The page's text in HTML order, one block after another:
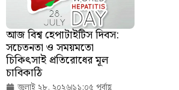
আজ বিশ্ব হেপাটাইটিস দিবস:
সচেতনতা ও সময়মতো
চিকিৎসাই প্রতিরোধের মূল
চাবিকাঠি
জুলাই ২৮, ২০২৬১১:০৫ পূর্বাহ্ণ